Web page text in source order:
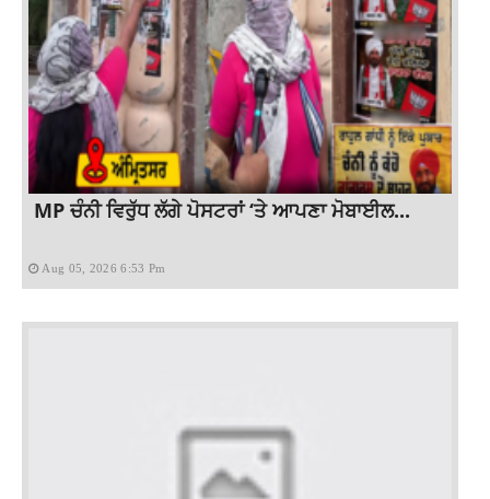
MP ਚੰਨੀ ਵਿਰੁੱਧ ਲੱਗੇ ਪੋਸਟਰਾਂ ‘ਤੇ ਆਪਣਾ ਮੋਬਾਈਲ...
Aug 05, 2026 6:53 Pm